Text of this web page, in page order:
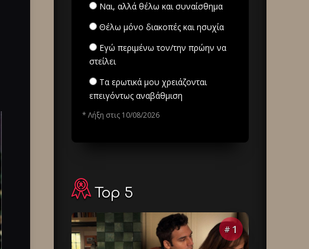
Ναι, αλλά θέλω και συναίσθημα
Θέλω μόνο διακοπές και ησυχία
Εγώ περιμένω τον/την πρώην να
στείλει
Τα ερωτικά μου χρειάζονται
επειγόντως αναβάθμιση
* Λήξη στις 10/08/2026
Top 5
# 1